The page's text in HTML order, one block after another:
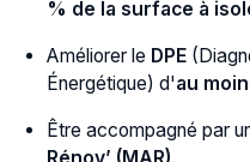
% de la surface à
Améliorer le DPE
Énergétique) d'au
Être accompagné par